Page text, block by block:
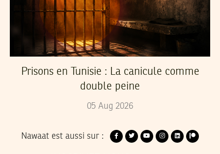
Prisons en Tunisie : La canicule comme
double peine
05 Aug 2026
Nawaat est aussi sur :